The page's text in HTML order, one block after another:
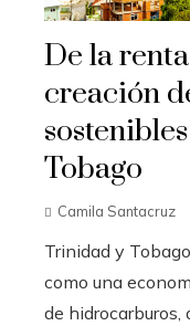
De la
creación
Tobago
Camila Santacruz
Trinidad y
como una
de hidrocarburos,